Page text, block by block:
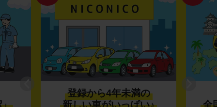
」
登録から4年未満の
新しい車がいっぱい♪
全